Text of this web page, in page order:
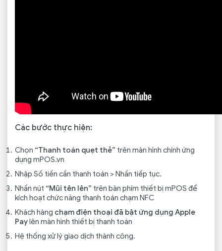
Các bước thực hiện:
Chọn “Thanh toán quẹt thẻ” trên màn hình chính ứng
dụng mPOS.vn
Nhập Số tiền cần thanh toán > Nhấn tiếp tục.
Nhấn nút “Mũi tên lên” trên bàn phím thiết bị mPOS để
kích hoạt chức năng thanh toán chạm NFC
Khách hàng chạm điện thoại đã bật ứng dụng Apple
Paylên màn hình thiết bị thanh toán
Hệ thống xử lý giao dịch thành công.